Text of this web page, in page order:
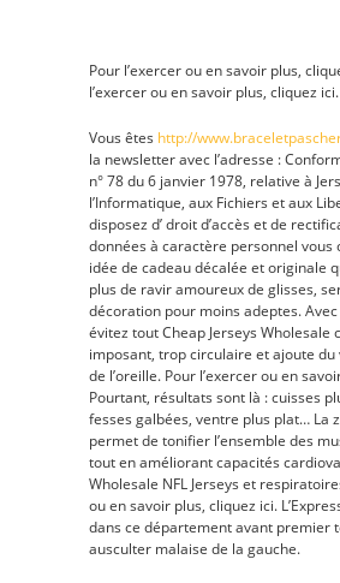
Pour l’exercer ou en savoir plus,
l’exercer ou en savoir plus, cliquez ici.
Vous êtes http://
la newsletter avec l’adresse :
n° 78 du 6 janvier 1978, relative à
l’Informatique, aux Fichiers et aux
disposez d’ droit d’accès et de
données à caractère personnel vous
idée de cadeau décalée et originale
plus de ravir amoureux de glisses,
décoration pour moins adeptes.
évitez tout Cheap Jerseys Wholesale
imposant, trop circulaire et ajoute du
de l’oreille. Pour l’exercer ou en
Pourtant, résultats sont là : cuisses
fesses galbées, ventre plus plat… La
permet de tonifier l’ensemble des
tout en améliorant capacités
Wholesale NFL Jerseys et
ou en savoir plus, cliquez ici.
dans ce département avant premier
ausculter malaise de la gauche.